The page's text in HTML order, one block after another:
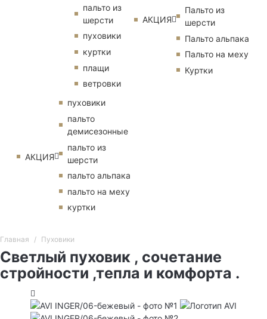
пальто из
шерсти
пуховики
куртки
плащи
ветровки
АКЦИЯ
пуховики
пальто
демисезонные
пальто из
шерсти
пальто альпака
пальто на меху
куртки
АКЦИЯ
Пальто из
шерсти
Пальто альпака
Пальто на меху
Куртки
Главная Пуховики
Светлый пуховик , сочетание
стройности ,тепла и комфорта .